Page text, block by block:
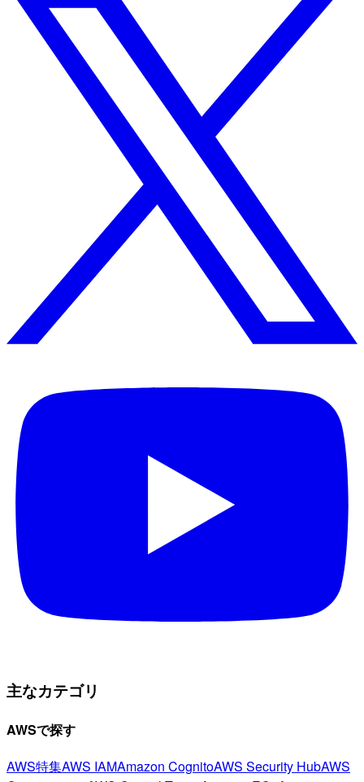
主なカテゴリ
AWSで探す
AWS特集AWS IAMAmazon CognitoAWS Security HubAWS